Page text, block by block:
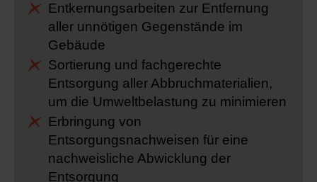
Entkernungsarbeiten zur Entfernung
aller unnötigen Gegenstände im
Gebäude
Sortierung und fachgerechte
Entsorgung aller Abbruchmaterialien,
um die Umweltbelastung zu minimieren
Erbringung von
Entsorgungsnachweisen für eine
nachweisliche Abwicklung der
Entsorgung